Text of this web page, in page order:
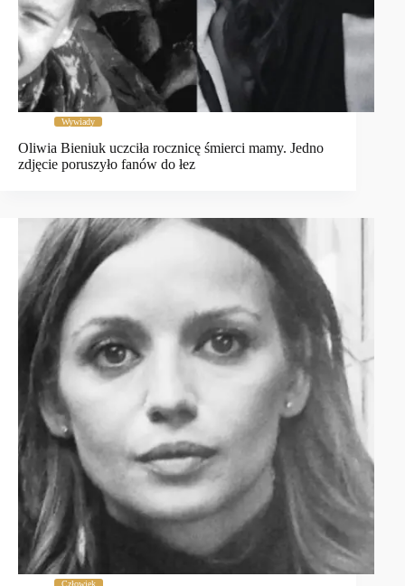
Wywiady
Oliwia Bieniuk uczciła rocznicę śmierci mamy. Jedno
zdjęcie poruszyło fanów do łez
Człowiek